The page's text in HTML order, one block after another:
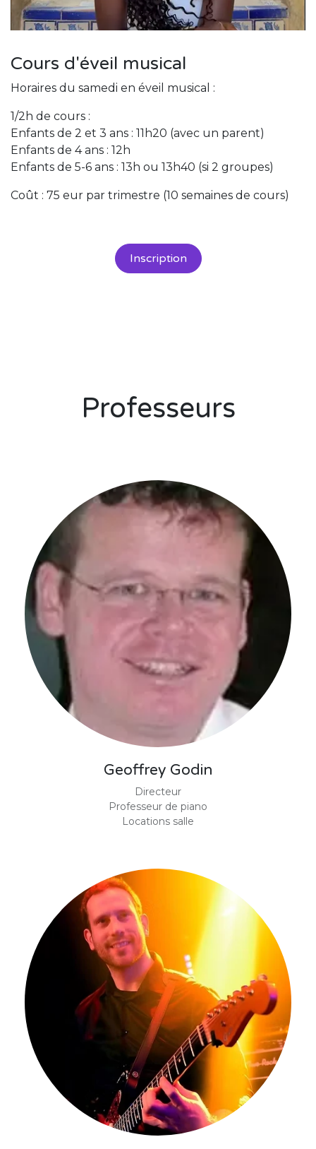
Cours d'éveil musical
Horaires du samedi en éveil musical :
1/2h de cours :
Enfants de 2 et 3 ans : 11h20 (avec un parent)
Enfants de 4 ans : 12h
Enfants de 5-6 ans : 13h ou 13h40 (si 2 groupes)
Coût : 75 eur par trimestre (10 semaines de cours)
Inscription
Professeurs
Geoffrey Godin
Directeur
Professeur de piano
Locations salle